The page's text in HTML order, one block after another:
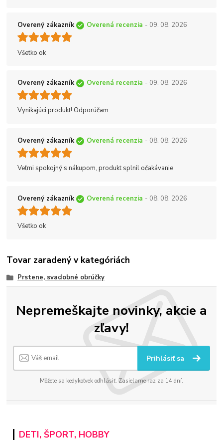
Overený zákazník Overená recenzia - 09. 08. 2026
Všetko ok
Overený zákazník Overená recenzia - 09. 08. 2026
Vynikajúci produkt! Odporúčam
Overený zákazník Overená recenzia - 08. 08. 2026
Veľmi spokojný s nákupom, produkt splnil očakávanie
Overený zákazník Overená recenzia - 08. 08. 2026
Všetko ok
Tovar zaradený v kategóriách
Prstene, svadobné obrúčky
Nepremeškajte novinky, akcie a
zľavy!
Prihlásiť sa
Môžete sa kedykoľvek odhlásiť. Zasielame raz za 14 dní.
DETI, ŠPORT, HOBBY